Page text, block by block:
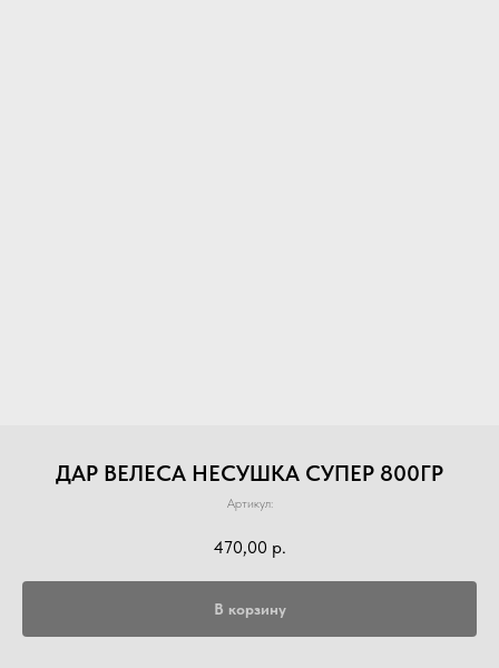
ДАР ВЕЛЕСА НЕСУШКА СУПЕР 800ГР
Артикул:
470,00 р.
В корзину